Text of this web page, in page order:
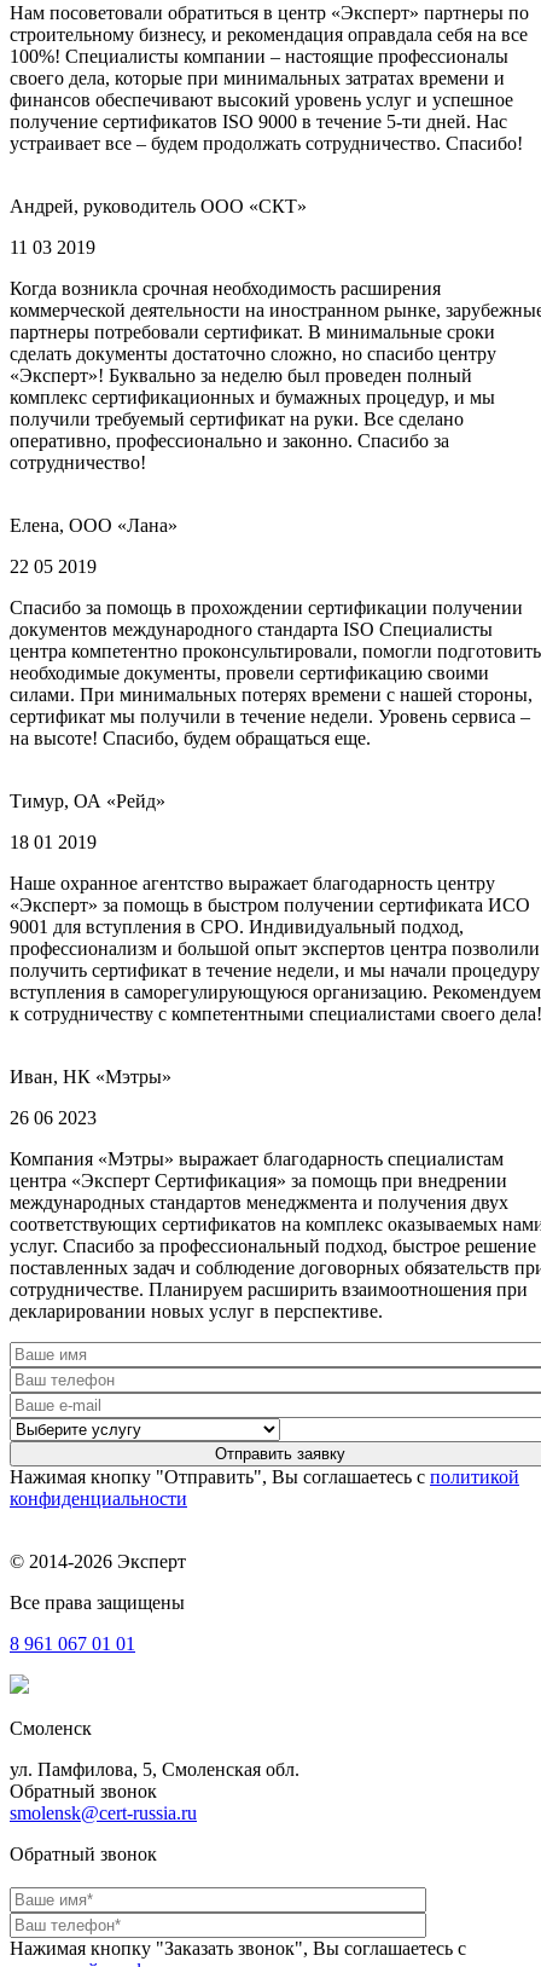
Нам посоветовали обратиться в центр «Эксперт» партнеры по
строительному бизнесу, и рекомендация оправдала себя на все
100%! Специалисты компании – настоящие профессионалы
своего дела, которые при минимальных затратах времени и
финансов обеспечивают высокий уровень услуг и успешное
получение сертификатов ISO 9000 в течение 5-ти дней. Нас
устраивает все – будем продолжать сотрудничество. Спасибо!
Андрей, руководитель ООО «СКТ»
11 03 2019
Когда возникла срочная необходимость расширения
коммерческой деятельности на иностранном рынке,
партнеры потребовали сертификат. В минимальные сроки
сделать документы достаточно сложно, но спасибо центру
«Эксперт»! Буквально за неделю был проведен полный
комплекс сертификационных и бумажных процедур, и мы
получили требуемый сертификат на руки. Все сделано
оперативно, профессионально и законно. Спасибо за
сотрудничество!
Елена, ООО «Лана»
22 05 2019
Спасибо за помощь в прохождении сертификации получении
документов международного стандарта ISO Специалисты
центра компетентно проконсультировали, помогли подготовить
необходимые документы, провели сертификацию своими
силами. При минимальных потерях времени с нашей стороны,
сертификат мы получили в течение недели. Уровень сервиса –
на высоте! Спасибо, будем обращаться еще.
Тимур, ОА «Рейд»
18 01 2019
Наше охранное агентство выражает благодарность центру
«Эксперт» за помощь в быстром получении сертификата ИСО
9001 для вступления в СРО. Индивидуальный подход,
профессионализм и большой опыт экспертов центра позволили
получить сертификат в течение недели, и мы начали процедуру
вступления в саморегулирующуюся организацию. Рекомендуем
к сотрудничеству с компетентными специалистами своего дела!
Иван, НК «Мэтры»
26 06 2023
Компания «Мэтры» выражает благодарность специалистам
центра «Эксперт Сертификация» за помощь при внедрении
международных стандартов менеджмента и получения двух
соответствующих сертификатов на комплекс оказываемых
услуг. Спасибо за профессиональный подход, быстрое решение
поставленных задач и соблюдение договорных обязательств
сотрудничестве. Планируем расширить взаимоотношения при
декларировании новых услуг в перспективе.
Нажимая кнопку "Отправить", Вы соглашаетесь с политикой
конфиденциальности
© 2014-2026 Эксперт
Все права защищены
8 961 067 01 01
Смоленск
ул. Памфилова, 5, Смоленская обл.
Обратный звонок
smolensk@cert-russia.ru
Обратный звонок
Нажимая кнопку "Заказать звонок", Вы соглашаетесь с